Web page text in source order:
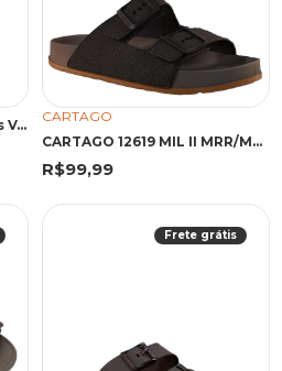
Sandália Preta Tiras Largas Velcro | Cartago
CARTAGO
CARTAGO 12619 MIL II MRR/MRR 43 MRR 12619 MARROM
R$99,99
Frete grátis